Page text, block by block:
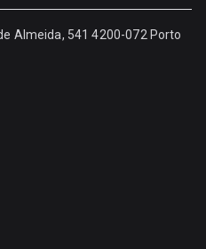
Almeida, 541 4200-072 Porto